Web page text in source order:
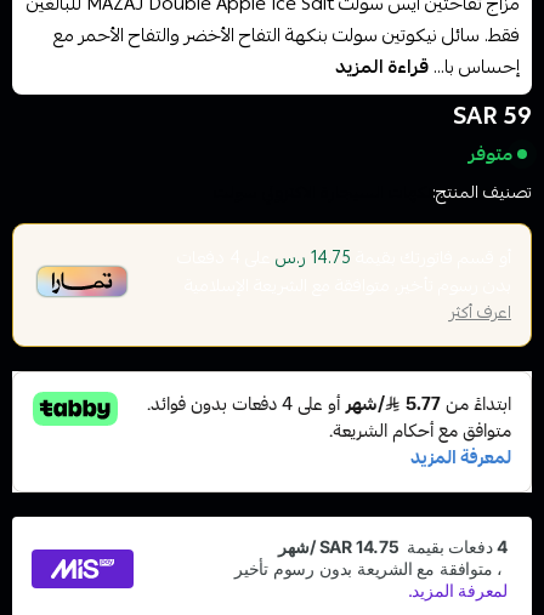
فقط. سائل نيكوتين سولت بنكهة التفاح الأخضر والتفاح الأحمر مع
إحساس با...قراءة المزيد
59 SAR
متوفر
تصنيف المنتج:
14.75 ر.س
اعرف أكثر